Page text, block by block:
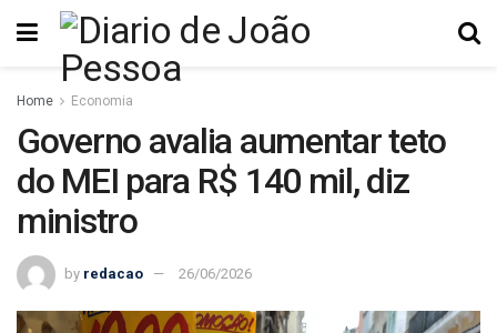
Home Economia
Governo avalia aumentar teto
do MEI para R$ 140 mil, diz
ministro
by redacao 26/06/2026